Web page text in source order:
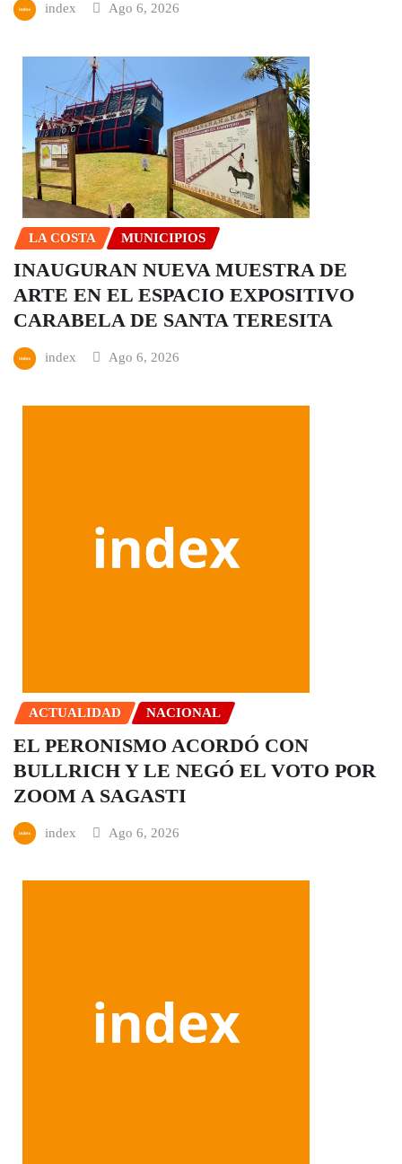
index Ago 6, 2026
LA COSTA MUNICIPIOS
INAUGURAN NUEVA MUESTRA DE
ARTE EN EL ESPACIO EXPOSITIVO
CARABELA DE SANTA TERESITA
index Ago 6, 2026
ACTUALIDAD NACIONAL
EL PERONISMO ACORDÓ CON
BULLRICH Y LE NEGÓ EL VOTO POR
ZOOM A SAGASTI
index Ago 6, 2026